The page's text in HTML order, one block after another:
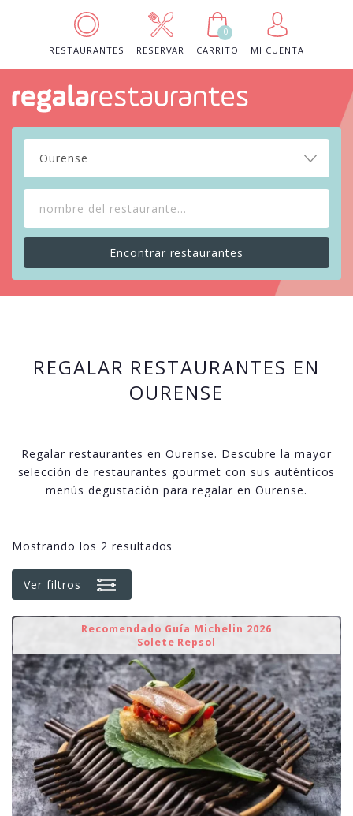
RESTAURANTES RESERVAR
0
CARRITO
MI CUENTA
Ourense
REGALAR RESTAURANTES EN
OURENSE
Regalar restaurantes en Ourense. Descubre la mayor
selección de restaurantes gourmet con sus auténticos
menús degustación para regalar en Ourense.
Mostrando los 2 resultados
Ver filtros
Recomendado Guía Michelin 2026
Solete Repsol